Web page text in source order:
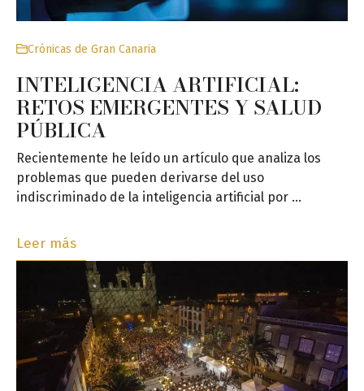
Crónicas de Gran Canaria
INTELIGENCIA ARTIFICIAL:
RETOS EMERGENTES Y SALUD
PÚBLICA
Recientemente he leído un artículo que analiza los
problemas que pueden derivarse del uso
indiscriminado de la inteligencia artificial por …
Leer más